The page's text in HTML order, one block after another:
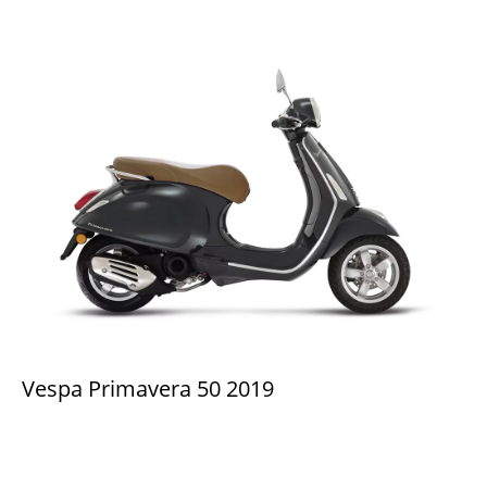
Vespa Primavera 50 2019